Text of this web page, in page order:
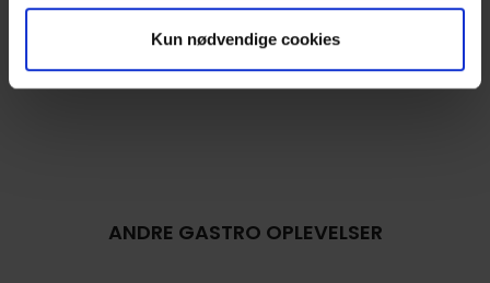
Kun nødvendige cookies
ANDRE GASTRO OPLEVELSER